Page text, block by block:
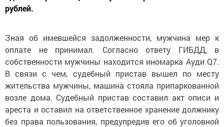
рублей.
Зная об имевшейся задолженности, мужчина мер к
оплате не принимал. Согласно ответу ГИБДД, в
собственности мужчины находится иномарка Ауди Q7.
В связи с чем, судебный пристав вышел по месту
жительства мужчины, машина стояла припаркованной
возле дома. Судебный пристав составил акт описи и
ареста и оставил на ответственное хранение должнику
без права пользования, предупредив его об уголовной